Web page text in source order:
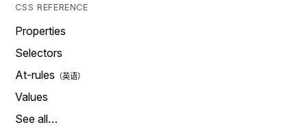
CSS REFERENCE
Properties
Selectors
At-rules
Values
See all…